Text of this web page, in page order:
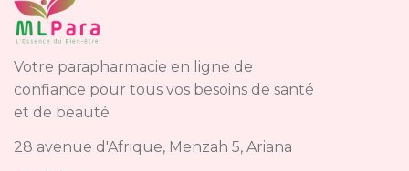
Votre parapharmacie en ligne de
confiance pour tous vos besoins de santé
et de beauté
28 avenue d'Afrique, Menzah 5, Ariana